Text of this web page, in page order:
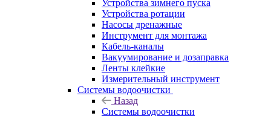
Устройства зимнего пуска
Устройства ротации
Насосы дренажные
Инструмент для монтажа
Кабель-каналы
Вакуумирование и дозаправка
Ленты клейкие
Измерительный инструмент
Системы водоочистки
Назад
Системы водоочистки